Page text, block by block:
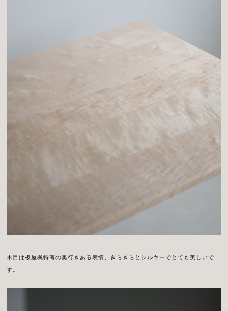
木目は板屋楓特有の奥行きある表情、きらきらとシルキーでとても美しいで
す。